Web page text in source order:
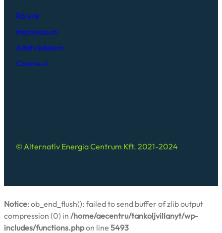
Rólunk
Impresszum
Adatvédelem
Cookie-k
© Alternatív Energia Centrum Kft. 2021-2024
Notice: ob_end_flush(): failed to send buffer of zlib output
compression (0) in /home/aecentru/tankoljvillanyt/wp-
includes/functions.phpon line 5493